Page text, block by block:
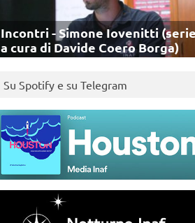
Incontri - Simone Iovenitti (serie
a cura di Davide Coero Borga)
Su Spotify e su Telegram